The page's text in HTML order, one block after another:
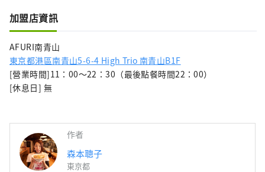
加盟店資訊
AFURI南青山
東京都港區南青山5-6-4 High Trio 南青山B1F
[營業時間]11：00～22：30（最後點餐時間22：00）
[休息日] 無
作者
森本聰子
東京都